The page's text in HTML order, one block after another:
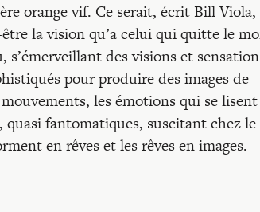
orange vif. Ce serait, écrit Bill Viola,
la vision qu’a celui qui quitte le
s’émerveillant des visions et
pour produire des images de
les émotions qui se
quasi fantomatiques, suscitant chez le
en rêves et les rêves en images.